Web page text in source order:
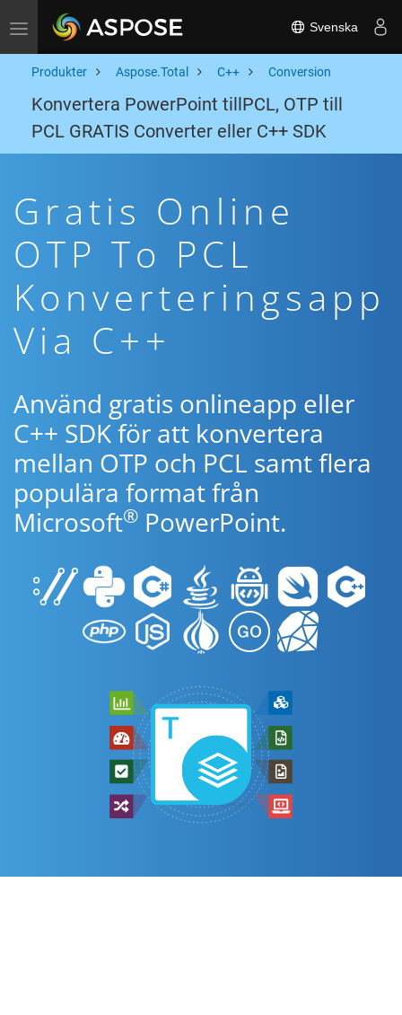
Toggle navigation Svenska
Produkter Aspose.Total C++ Conversion
Konvertera PowerPoint tillPCL, OTP till
PCL GRATIS Converter eller C++ SDK
Gratis Online
OTP To PCL
Konverteringsapp
Via C++
Använd gratis onlineapp eller
C++ SDK för att konvertera
mellan OTP och PCL samt flera
populära format från
Microsoft® PowerPoint.